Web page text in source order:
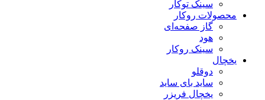
سینک توکار
محصولات روکار
گاز صفحه‌ای
هود
سینک روکار
یخچال
دوقلو
ساید بای ساید
یخچال فریزر